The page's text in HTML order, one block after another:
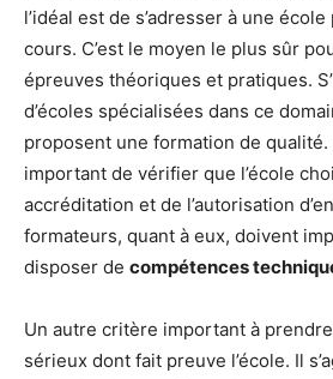
l’idéal est de s’adresser à une
cours. C’est le moyen le plus sûr
épreuves théoriques et pratiques.
d’écoles spécialisées dans ce
proposent une formation de qualité.
important de vérifier que l’école
accréditation et de l’autorisation
formateurs, quant à eux, doivent
disposer de compétences
Un autre critère important à
sérieux dont fait preuve l’école. Il